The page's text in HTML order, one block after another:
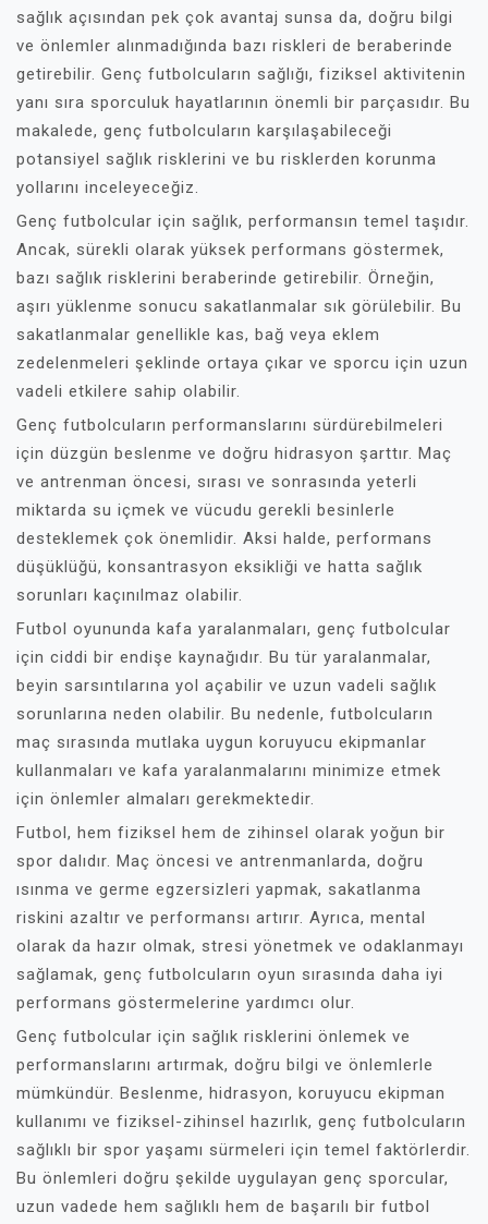
sağlık açısından pek çok avantaj sunsa da, doğru bilgi
ve önlemler alınmadığında bazı riskleri de beraberinde
getirebilir. Genç futbolcuların sağlığı, fiziksel aktivitenin
yanı sıra sporculuk hayatlarının önemli bir parçasıdır. Bu
makalede, genç futbolcuların karşılaşabileceği
potansiyel sağlık risklerini ve bu risklerden korunma
yollarını inceleyeceğiz.
Genç futbolcular için sağlık, performansın temel taşıdır.
Ancak, sürekli olarak yüksek performans göstermek,
bazı sağlık risklerini beraberinde getirebilir. Örneğin,
aşırı yüklenme sonucu sakatlanmalar sık görülebilir. Bu
sakatlanmalar genellikle kas, bağ veya eklem
zedelenmeleri şeklinde ortaya çıkar ve sporcu için uzun
vadeli etkilere sahip olabilir.
Genç futbolcuların performanslarını sürdürebilmeleri
için düzgün beslenme ve doğru hidrasyon şarttır. Maç
ve antrenman öncesi, sırası ve sonrasında yeterli
miktarda su içmek ve vücudu gerekli besinlerle
desteklemek çok önemlidir. Aksi halde, performans
düşüklüğü, konsantrasyon eksikliği ve hatta sağlık
sorunları kaçınılmaz olabilir.
Futbol oyununda kafa yaralanmaları, genç futbolcular
için ciddi bir endişe kaynağıdır. Bu tür yaralanmalar,
beyin sarsıntılarına yol açabilir ve uzun vadeli sağlık
sorunlarına neden olabilir. Bu nedenle, futbolcuların
maç sırasında mutlaka uygun koruyucu ekipmanlar
kullanmaları ve kafa yaralanmalarını minimize etmek
için önlemler almaları gerekmektedir.
Futbol, hem fiziksel hem de zihinsel olarak yoğun bir
spor dalıdır. Maç öncesi ve antrenmanlarda, doğru
ısınma ve germe egzersizleri yapmak, sakatlanma
riskini azaltır ve performansı artırır. Ayrıca, mental
olarak da hazır olmak, stresi yönetmek ve odaklanmayı
sağlamak, genç futbolcuların oyun sırasında daha iyi
performans göstermelerine yardımcı olur.
Genç futbolcular için sağlık risklerini önlemek ve
performanslarını artırmak, doğru bilgi ve önlemlerle
mümkündür. Beslenme, hidrasyon, koruyucu ekipman
kullanımı ve fiziksel-zihinsel hazırlık, genç futbolcuların
sağlıklı bir spor yaşamı sürmeleri için temel faktörlerdir.
Bu önlemleri doğru şekilde uygulayan genç sporcular,
uzun vadede hem sağlıklı hem de başarılı bir futbol